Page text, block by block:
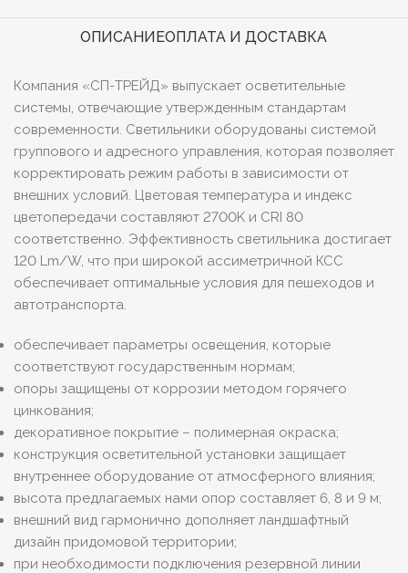
ОПИСАНИЕОПЛАТА И ДОСТАВКА
Компания «СП-ТРЕЙД» выпускает осветительные
системы, отвечающие утвержденным стандартам
современности. Светильники оборудованы системой
группового и адресного управления, которая позволяет
корректировать режим работы в зависимости от
внешних условий. Цветовая температура и индекс
цветопередачи составляют 2700K и CRI 80
соответственно. Эффективность светильника достигает
120 Lm/W, что при широкой ассиметричной КСС
обеспечивает оптимальные условия для пешеходов и
автотранспорта.
обеспечивает параметры освещения, которые
соответствуют государственным нормам;
опоры защищены от коррозии методом горячего
цинкования;
декоративное покрытие – полимерная окраска;
конструкция осветительной установки защищает
внутреннее оборудование от атмосферного влияния;
высота предлагаемых нами опор составляет 6, 8 и 9 м;
внешний вид гармонично дополняет ландшафтный
дизайн придомовой территории;
при необходимости подключения резервной линии